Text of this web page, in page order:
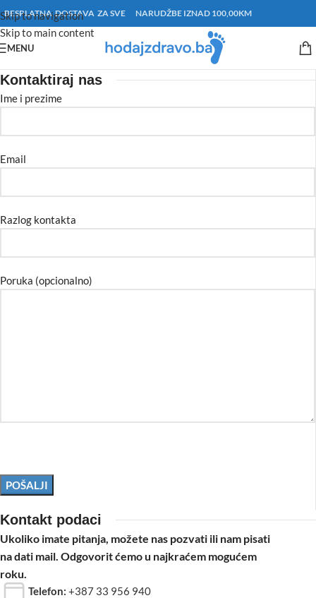
Skip to navigation
Skip to main content
BESPLATNA DOSTAVA ZA SVE NARUDŽBE IZNAD 100,00KM
MENU
Kontaktiraj nas
Ime i prezime
Email
Razlog kontakta
Poruka (opcionalno)
Kontakt podaci
Ukoliko imate pitanja, možete nas pozvati ili nam pisati
na dati mail. Odgovorit ćemo u najkraćem mogućem
roku.
Telefon: +387 33 956 940